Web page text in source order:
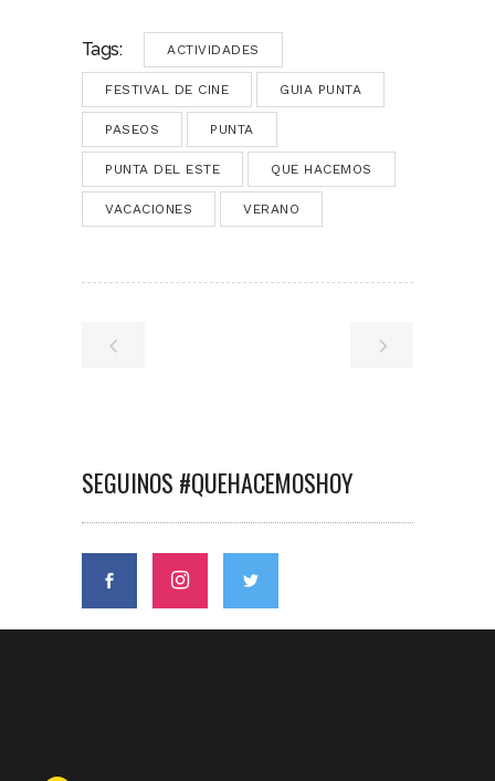
Tags: ACTIVIDADES
FESTIVAL DE CINE GUIA PUNTA
PASEOS PUNTA
PUNTA DEL ESTE QUE HACEMOS
VACACIONES VERANO
SEGUINOS #QUEHACEMOSHOY